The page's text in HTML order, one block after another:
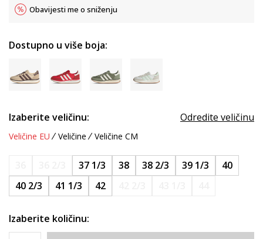
Obavijesti me o sniženju
Dostupno u više boja:
Izaberite veličinu: Odredite veličinu
Veličine EU Veličine Veličine CM
37 1/3 38 38 2/3 39 1/3
40
40 2/3
41 1/3 42
Izaberite količinu: